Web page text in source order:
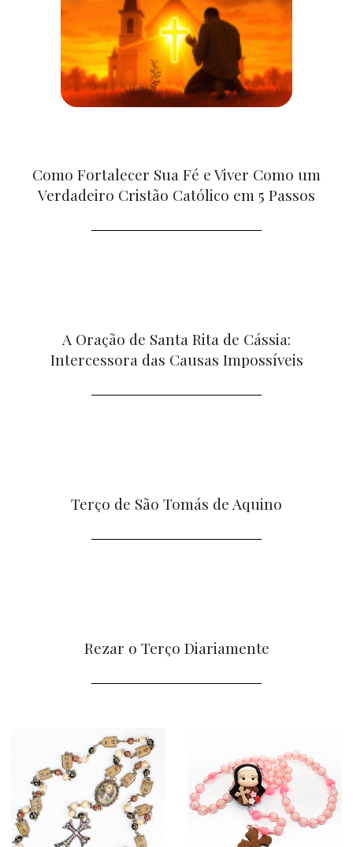
Como Fortalecer Sua Fé e Viver Como um
Verdadeiro Cristão Católico em 5 Passos
A Oração de Santa Rita de Cássia:
Intercessora das Causas Impossíveis
Terço de São Tomás de Aquino
Rezar o Terço Diariamente